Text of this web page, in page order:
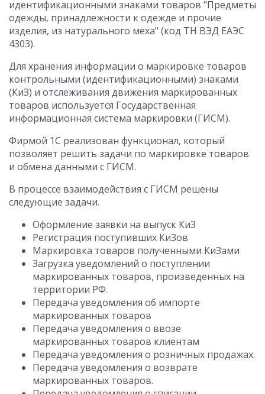
идентификационными знаками товаров "Предметы
одежды, принадлежности к одежде и прочие
изделия, из натурального меха" (код ТН ВЭД ЕАЭС
4303).
Для хранения информации о маркировке товаров
контрольными (идентификационными) знаками
(КиЗ) и отслеживания движения маркированных
товаров используется Государственная
информационная система маркировки (ГИСМ).
Фирмой 1С реализован функционал, который
позволяет решить задачи по маркировке товаров
и обмена данными с ГИСМ.
В процессе взаимодействия с ГИСМ решены
следующие задачи.
Оформление заявки на выпуск КиЗ
Регистрация поступивших КиЗов
Маркировка товаров полученными КиЗами
Загрузка уведомлений о поступлении
маркированных товаров, произведенных на
территории РФ.
Передача уведомления об импорте
маркированных товаров
Передача уведомления о ввозе
маркированных товаров клиентам
Передача уведомления о розничных продажах.
Передача уведомления о возврате
маркированных товаров.